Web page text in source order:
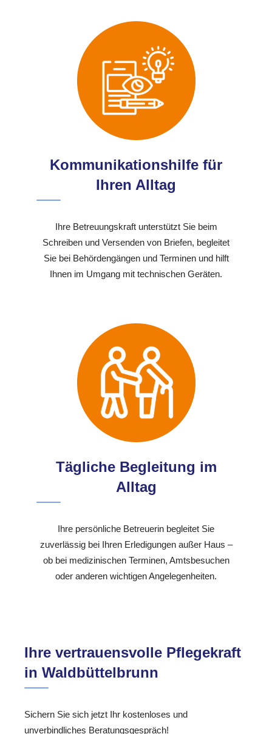
Kommunikationshilfe für
Ihren Alltag
Ihre Betreuungskraft unterstützt Sie beim
Schreiben und Versenden von Briefen, begleitet
Sie bei Behördengängen und Terminen und hilft
Ihnen im Umgang mit technischen Geräten.
Tägliche Begleitung im
Alltag
Ihre persönliche Betreuerin begleitet Sie
zuverlässig bei Ihren Erledigungen außer Haus –
ob bei medizinischen Terminen, Amtsbesuchen
oder anderen wichtigen Angelegenheiten.
Ihre vertrauensvolle Pflegekraft
in Waldbüttelbrunn
Sichern Sie sich jetzt Ihr kostenloses und
unverbindliches Beratungsgespräch!